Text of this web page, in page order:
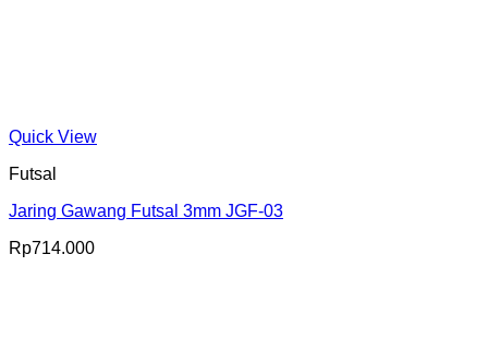
Quick View
Futsal
Jaring Gawang Futsal 3mm JGF-03
Rp714.000